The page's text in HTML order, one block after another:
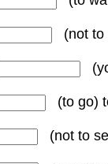
(not to
(to go)
(not to